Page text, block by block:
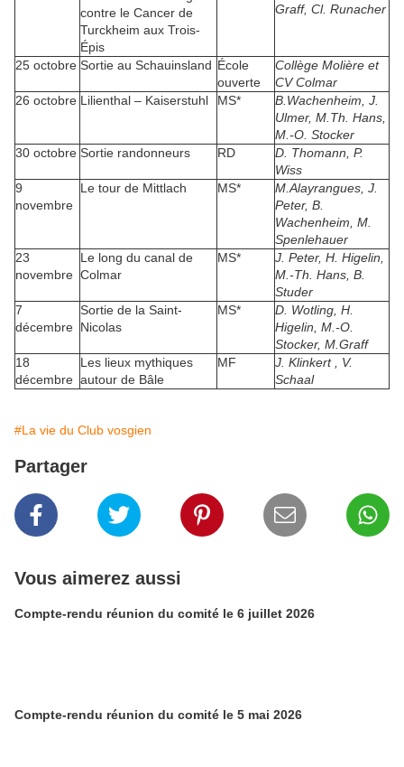
contre le Cancer de
Turckheim aux Trois-
Épis
Graff, Cl. Runacher
25 octobre Sortie au Schauinsland École
ouverte
Collège Molière et
CV Colmar
26 octobre Lilienthal – Kaiserstuhl MS*
B.Wachenheim, J.
Ulmer, M.Th. Hans,
M.-O. Stocker
30 octobre Sortie randonneurs RD
D. Thomann, P.
Wiss
9
novembre
Le tour de Mittlach MS*
M.Alayrangues, J.
Peter, B.
Wachenheim, M.
Spenlehauer
23
novembre
Le long du canal de
Colmar
MS*
J. Peter, H. Higelin,
M.-Th. Hans, B.
Studer
7
décembre
Sortie de la Saint-
Nicolas
MS*
D. Wotling, H.
Higelin, M.-O.
Stocker, M.Graff
18
décembre
Les lieux mythiques
autour de Bâle
MF
J. Klinkert , V.
Schaal
#La vie du Club vosgien
Partager
Vous aimerez aussi
Compte-rendu réunion du comité le 6 juillet 2026
Compte-rendu réunion du comité le 5 mai 2026